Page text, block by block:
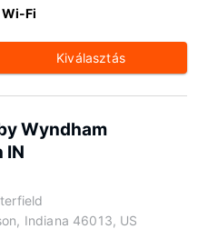
Fi
Kiválasztás
Wyndham
IN
Indiana 46013, US